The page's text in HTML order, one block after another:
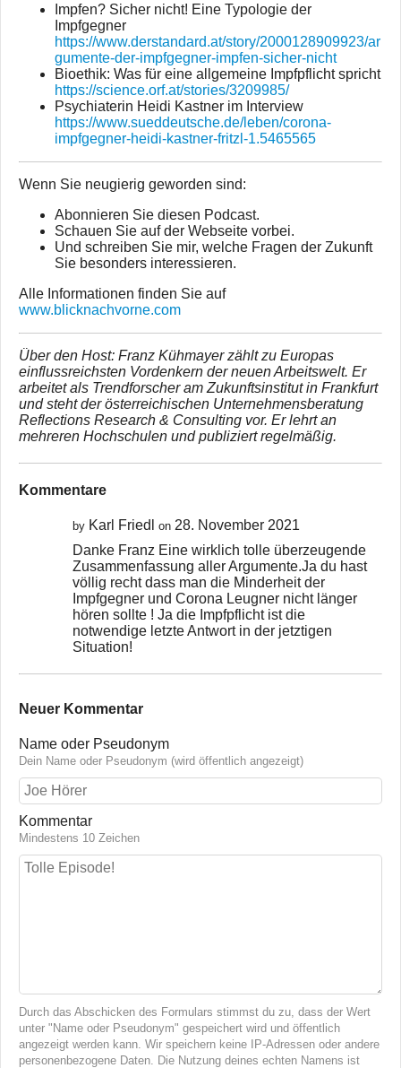
Impfen? Sicher nicht! Eine Typologie der
Impfgegner
https://www.derstandard.at/story/2000128909923/ar
gumente-der-impfgegner-impfen-sicher-nicht
Bioethik: Was für eine allgemeine Impfpflicht spricht
https://science.orf.at/stories/3209985/
Psychiaterin Heidi Kastner im Interview
https://www.sueddeutsche.de/leben/corona-
impfgegner-heidi-kastner-fritzl-1.5465565
Wenn Sie neugierig geworden sind:
Abonnieren Sie diesen Podcast.
Schauen Sie auf der Webseite vorbei.
Und schreiben Sie mir, welche Fragen der Zukunft
Sie besonders interessieren.
Alle Informationen finden Sie auf
www.blicknachvorne.com
Über den Host: Franz Kühmayer zählt zu Europas
einflussreichsten Vordenkern der neuen Arbeitswelt. Er
arbeitet als Trendforscher am Zukunftsinstitut in Frankfurt
und steht der österreichischen Unternehmensberatung
Reflections Research & Consulting vor. Er lehrt an
mehreren Hochschulen und publiziert regelmäßig.
Kommentare
by Karl Friedl on 28. November 2021
Danke Franz Eine wirklich tolle überzeugende
Zusammenfassung aller Argumente.Ja du hast
völlig recht dass man die Minderheit der
Impfgegner und Corona Leugner nicht länger
hören sollte ! Ja die Impfpflicht ist die
notwendige letzte Antwort in der jetztigen
Situation!
Neuer Kommentar
Name oder Pseudonym
Dein Name oder Pseudonym (wird öffentlich angezeigt)
Kommentar
Mindestens 10 Zeichen
Durch das Abschicken des Formulars stimmst du zu, dass der Wert
unter "Name oder Pseudonym" gespeichert wird und öffentlich
angezeigt werden kann. Wir speichern keine IP-Adressen oder andere
personenbezogene Daten. Die Nutzung deines echten Namens ist